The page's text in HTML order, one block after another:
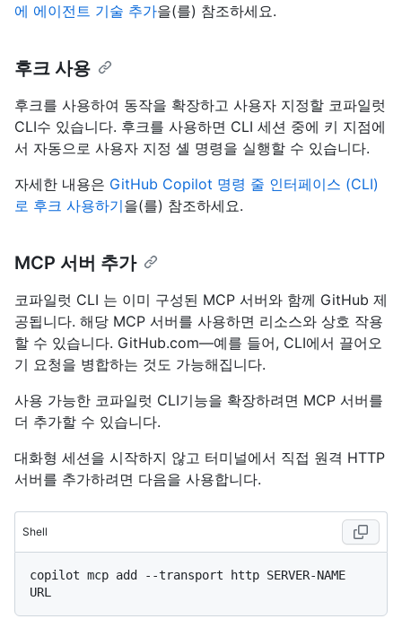
에 에이전트 기술 추가을(를) 참조하세요.
후크 사용
후크를 사용하여 동작을 확장하고 사용자 지정할 코파일럿
CLI수 있습니다. 후크를 사용하면 CLI 세션 중에 키 지점에
서 자동으로 사용자 지정 셸 명령을 실행할 수 있습니다.
자세한 내용은 GitHub Copilot 명령 줄 인터페이스 (CLI)
로 후크 사용하기을(를) 참조하세요.
MCP 서버 추가
코파일럿 CLI 는 이미 구성된 MCP 서버와 함께 GitHub 제
공됩니다. 해당 MCP 서버를 사용하면 리소스와 상호 작용
할 수 있습니다. GitHub.com—예를 들어, CLI에서 끌어오
기 요청을 병합하는 것도 가능해집니다.
사용 가능한 코파일럿 CLI기능을 확장하려면 MCP 서버를
더 추가할 수 있습니다.
대화형 세션을 시작하지 않고 터미널에서 직접 원격 HTTP
서버를 추가하려면 다음을 사용합니다.
Shell
copilot mcp add --transport http SERVER-NAME